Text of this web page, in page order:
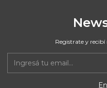
Registrate y recibí